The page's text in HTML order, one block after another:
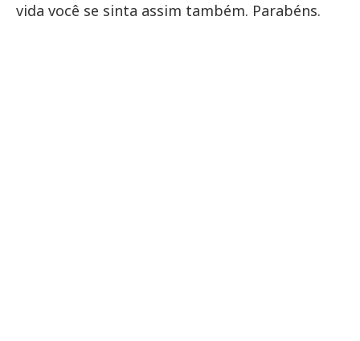
vida você se sinta assim também. Parabéns.